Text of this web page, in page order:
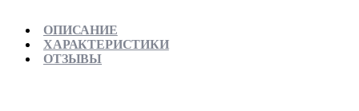
ОПИСАНИЕ
ХАРАКТЕРИСТИКИ
ОТЗЫВЫ